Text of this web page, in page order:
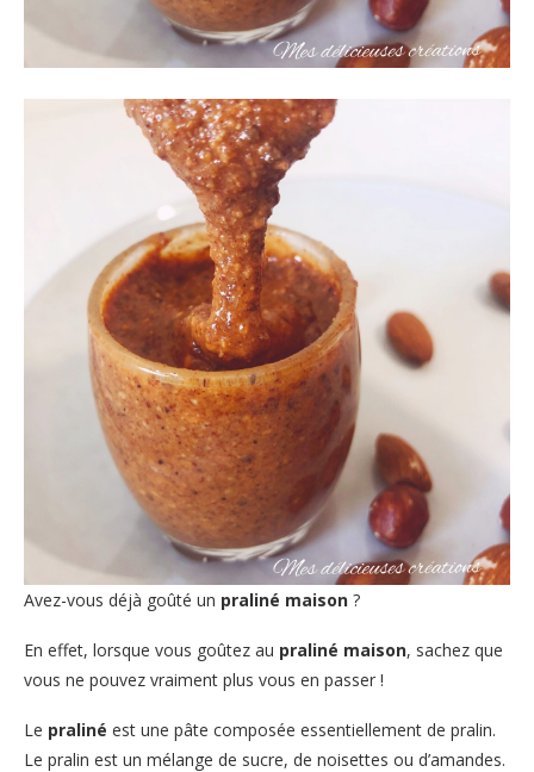
Avez-vous déjà goûté un praliné maison ?
En effet, lorsque vous goûtez au praliné maison, sachez que
vous ne pouvez vraiment plus vous en passer !
Le praliné est une pâte composée essentiellement de pralin.
Le pralin est un mélange de sucre, de noisettes ou d’amandes.